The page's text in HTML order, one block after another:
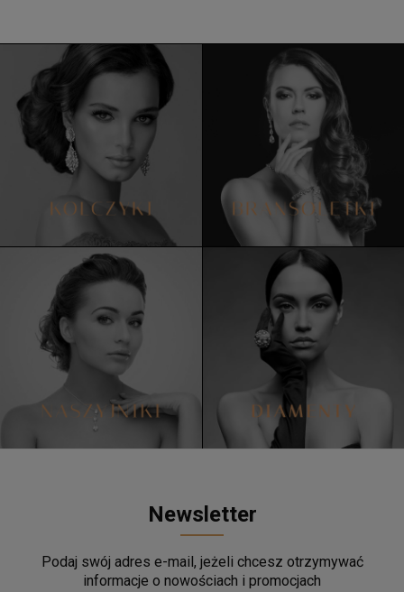
Newsletter
Podaj swój adres e-mail, jeżeli chcesz otrzymywać
informacje o nowościach i promocjach